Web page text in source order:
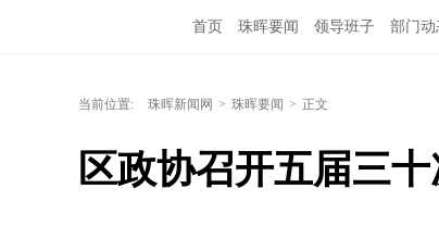
首页 珠晖要闻 领导班子 部门动
当前位置: 珠晖新闻网 > 珠晖要闻 > 正文
区政协召开五届三